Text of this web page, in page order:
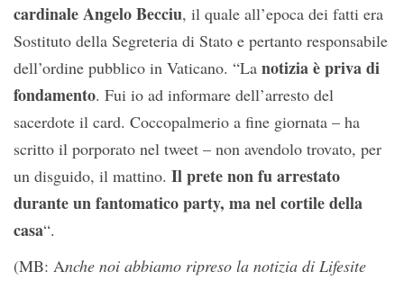
cardinale Angelo Becciu, il quale all’epoca dei fatti era
Sostituto della Segreteria di Stato e pertanto responsabile
dell’ordine pubblico in Vaticano. “La notizia è priva di
fondamento. Fui io ad informare dell’arresto del
sacerdote il card. Coccopalmerio a fine giornata – ha
scritto il porporato nel tweet – non avendolo trovato, per
un disguido, il mattino. Il prete non fu arrestato
durante un fantomatico party, ma nel cortile della
casa“.
(MB: Anche noi abbiamo ripreso la notizia di Lifesite